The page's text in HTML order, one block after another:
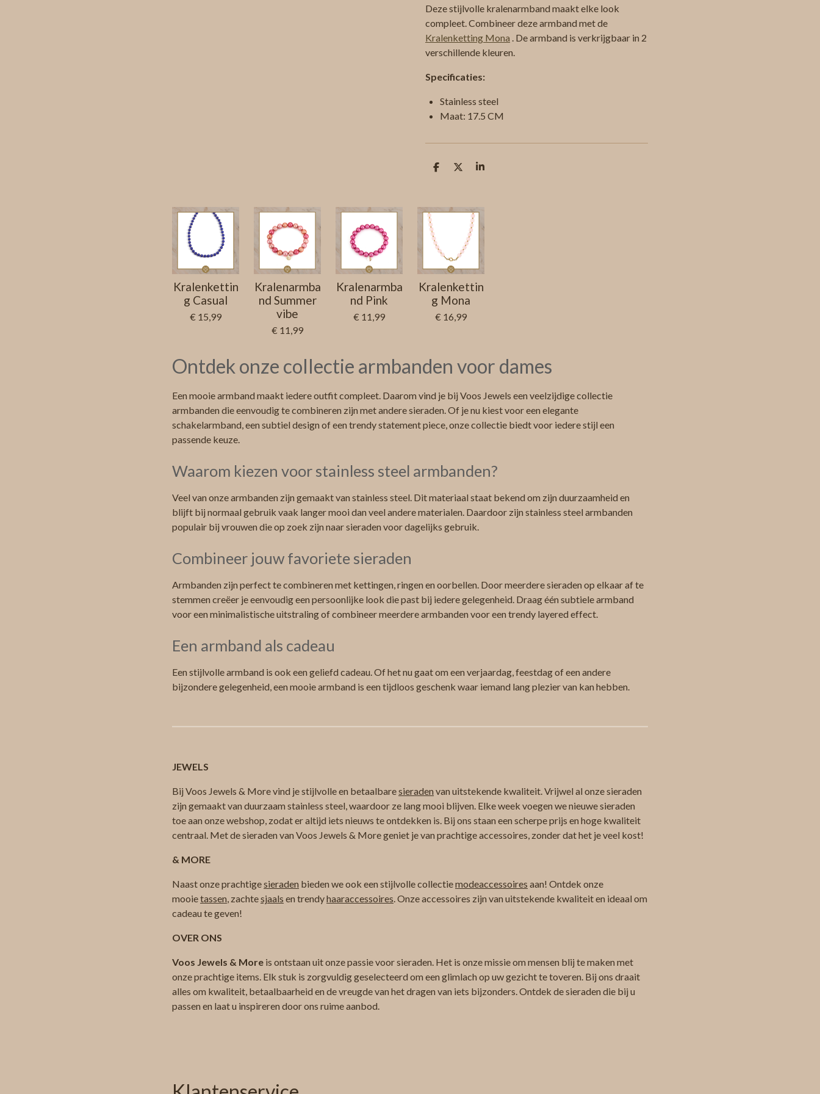
Deze stijlvolle kralenarmband maakt elke look
compleet. Combineer deze armband met de
Kralenketting Mona . De armband is verkrijgbaar in 2
verschillende kleuren.
Specificaties:
Stainless steel
Maat: 17.5 CM
D
n
D
S
Kralenkettin
g Casual
€ 15,99
Kralenarmba
nd Summer
vibe
€ 11,99
Kralenarmba
nd Pink
€ 11,99
Kralenkettin
g Mona
€ 16,99
Ontdek onze collectie armbanden voor dames
Een mooie armband maakt iedere outfit compleet. Daarom vind je bij Voos Jewels een veelzijdige collectie
armbanden die eenvoudig te combineren zijn met andere sieraden. Of je nu kiest voor een elegante
schakelarmband, een subtiel design of een trendy statement piece, onze collectie biedt voor iedere stijl een
passende keuze.
Waarom kiezen voor stainless steel armbanden?
Veel van onze armbanden zijn gemaakt van stainless steel. Dit materiaal staat bekend om zijn duurzaamheid en
blijft bij normaal gebruik vaak langer mooi dan veel andere materialen. Daardoor zijn stainless steel armbanden
populair bij vrouwen die op zoek zijn naar sieraden voor dagelijks gebruik.
Combineer jouw favoriete sieraden
Armbanden zijn perfect te combineren met kettingen, ringen en oorbellen. Door meerdere sieraden op elkaar af te
stemmen creëer je eenvoudig een persoonlijke look die past bij iedere gelegenheid. Draag één subtiele armband
voor een minimalistische uitstraling of combineer meerdere armbanden voor een trendy layered effect.
Een armband als cadeau
Een stijlvolle armband is ook een geliefd cadeau. Of het nu gaat om een verjaardag, feestdag of een andere
bijzondere gelegenheid, een mooie armband is een tijdloos geschenk waar iemand lang plezier van kan hebben.
JEWELS
Bij Voos Jewels & More vind je stijlvolle en betaalbaresieraden van uitstekende kwaliteit. Vrijwel al onze sieraden
zijn gemaakt van duurzaam stainless steel, waardoor ze lang mooi blijven. Elke week voegen we nieuwe sieraden
toe aan onze webshop, zodat er altijd iets nieuws te ontdekken is. Bij ons staan een scherpe prijs en hoge kwaliteit
centraal. Met de sieraden van Voos Jewels & More geniet je van prachtige accessoires, zonder dat het je veel kost!
& MORE
Naast onze prachtigesieraden bieden we ook een stijlvolle collectiemodeaccessoires aan! Ontdek onze
mooietassen, zachtesjaals en trendyhaaraccessoires. Onze accessoires zijn van uitstekende kwaliteit en ideaal om
cadeau te geven!
OVER ONS
Voos Jewels & More is ontstaan uit onze passie voor sieraden. Het is onze missie om mensen blij te maken met
onze prachtige items. Elk stuk is zorgvuldig geselecteerd om een glimlach op uw gezicht te toveren. Bij ons draait
alles om kwaliteit, betaalbaarheid en de vreugde van het dragen van iets bijzonders. Ontdek de sieraden die bij u
passen en laat u inspireren door ons ruime aanbod.